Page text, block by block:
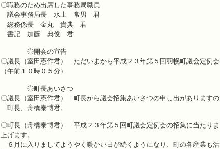
〇職務のため出席した事務局職員
議会事務局長 水上 常男 君
総務係長 金丸 貴典 君
書記 加藤 典俊 君
◎開会の宣告
〇議長（室田憲作君） ただいまから平成２３年第５回羽幌町議会定例会
（午前１０時０５分）
◎町長あいさつ
〇議長（室田憲作君） 町長から議会招集あいさつの申し出がありますの
町長、舟橋泰博君。
〇町長（舟橋泰博君） 平成２３年第５回町議会定例会の招集に当たり
上げます。
６月に入りましてようやく暖かい日が続くようになり、町の各産業も